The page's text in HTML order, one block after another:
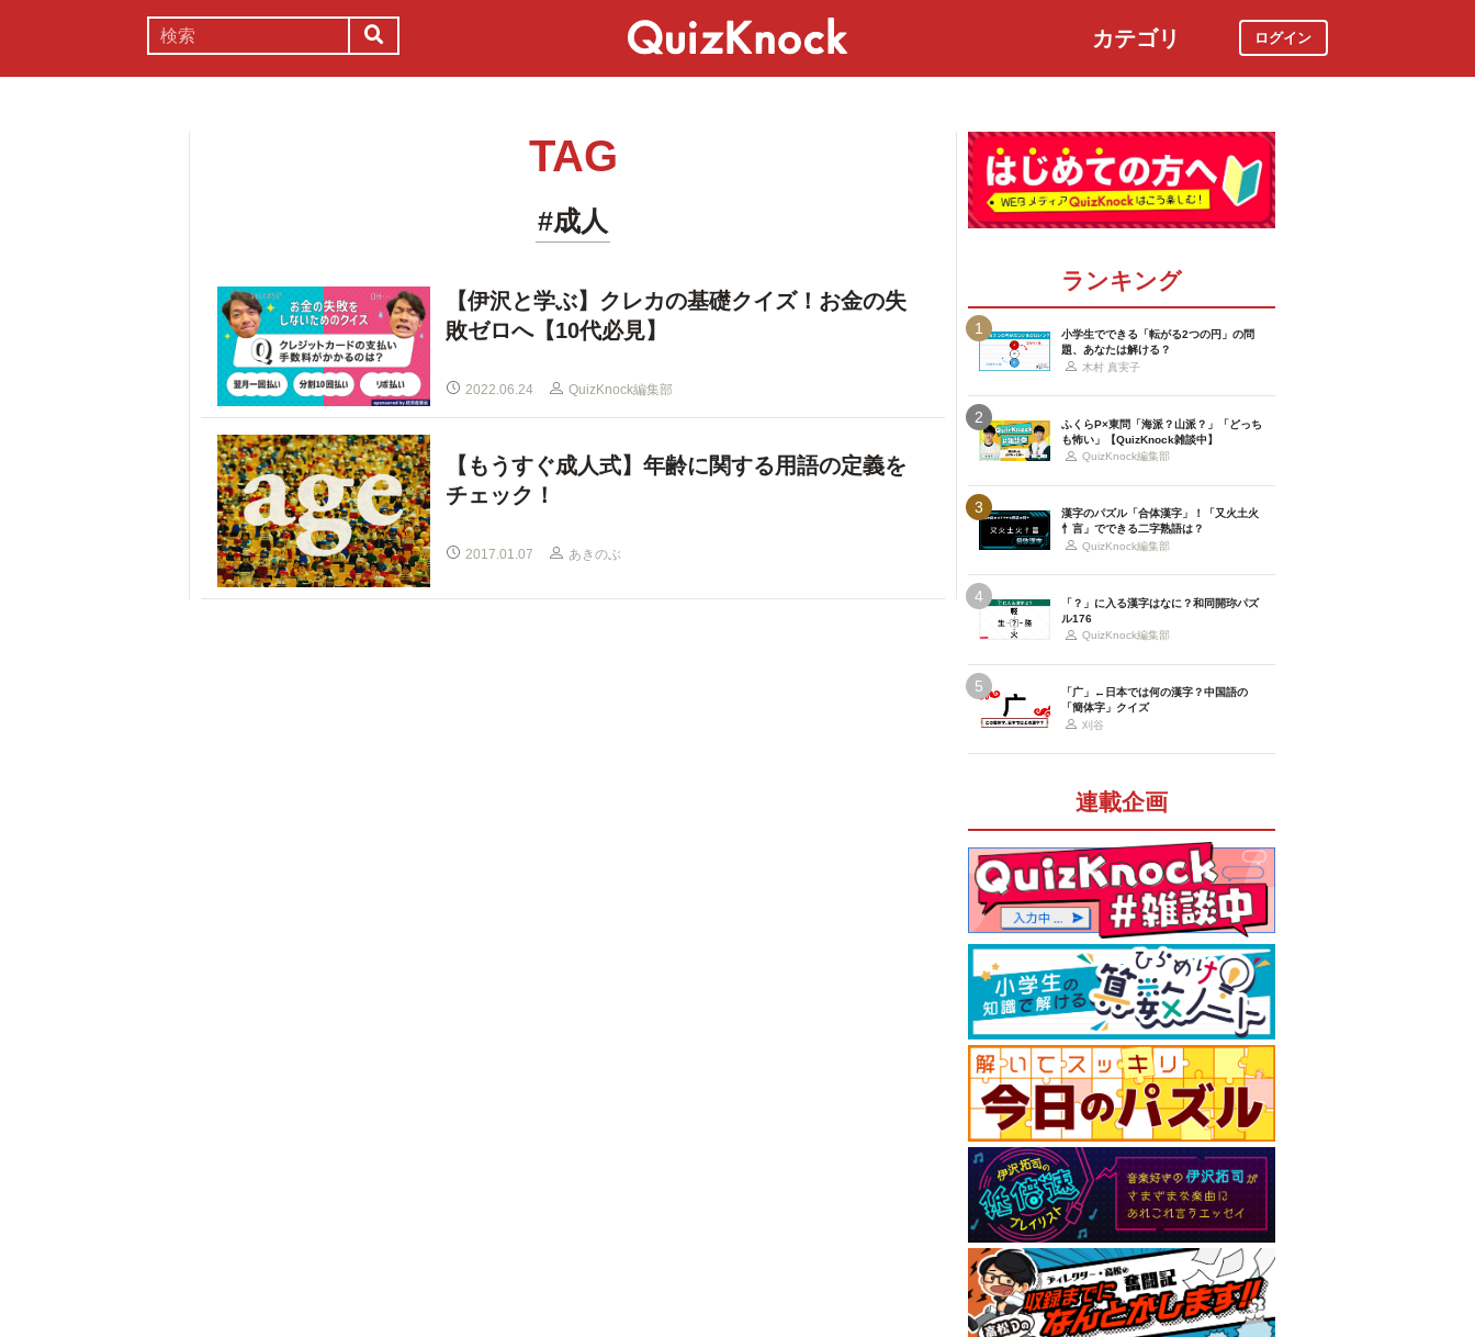
カテゴリ ログイン
TAG
#成人
【伊沢と学ぶ】クレカの基礎クイズ！お金の失
敗ゼロへ【10代必見】
2022.06.24 QuizKnock編集部
【もうすぐ成人式】年齢に関する用語の定義を
チェック！
2017.01.07 あきのぶ
ランキング
1
小学生でできる「転がる2つの円」の問
題、あなたは解ける？
木村 真実子
2
ふくらP×東問「海派？山派？」「どっち
も怖い」【QuizKnock雑談中】
QuizKnock編集部
3
漢字のパズル「合体漢字」！「又火土火
忄言」でできる二字熟語は？
QuizKnock編集部
4
「？」に入る漢字はなに？和同開珎パズ
ル176
QuizKnock編集部
5
「广」←日本では何の漢字？中国語の
「簡体字」クイズ
刈谷
連載企画